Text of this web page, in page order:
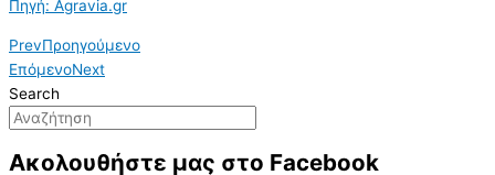
Πηγή: Agravia.gr
PrevΠροηγούμενο
ΕπόμενοNext
Search
Ακολουθήστε μας στο Facebook